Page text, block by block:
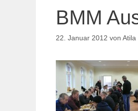
BMM
22. Januar 2012 von Atila